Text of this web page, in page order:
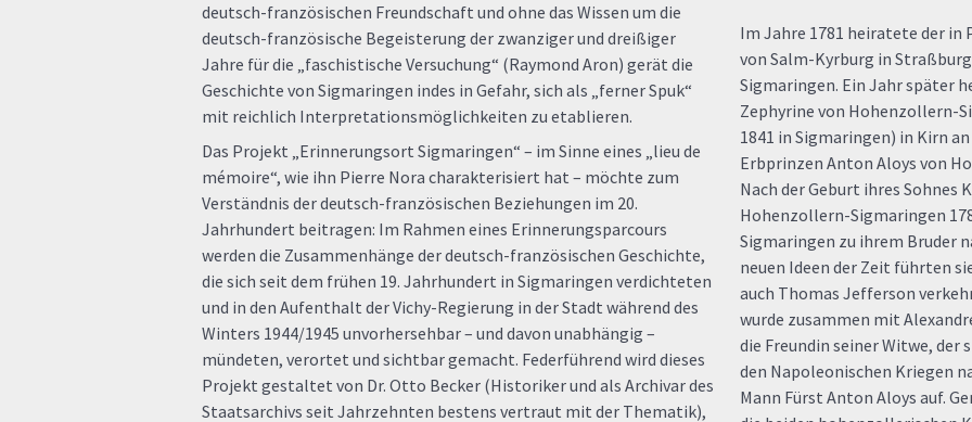
deutsch-französischen Freundschaft und ohne das Wissen um die
deutsch-französische Begeisterung der zwanziger und dreißiger
Jahre für die „faschistische Versuchung“ (Raymond Aron) gerät die
Geschichte von Sigmaringen indes in Gefahr, sich als „ferner Spuk“
mit reichlich Interpretationsmöglichkeiten zu etablieren.
Das Projekt „Erinnerungsort Sigmaringen“ – im Sinne eines „lieu de
mémoire“, wie ihn Pierre Nora charakterisiert hat – möchte zum
Verständnis der deutsch-französischen Beziehungen im 20.
Jahrhundert beitragen: Im Rahmen eines Erinnerungsparcours
werden die Zusammenhänge der deutsch-französischen Geschichte,
die sich seit dem frühen 19. Jahrhundert in Sigmaringen verdichteten
und in den Aufenthalt der Vichy-Regierung in der Stadt während des
Winters 1944/1945 unvorhersehbar – und davon unabhängig –
mündeten, verortet und sichtbar gemacht. Federführend wird dieses
Projekt gestaltet von Dr. Otto Becker (Historiker und als Archivar des
Staatsarchivs seit Jahrzehnten bestens vertraut mit der Thematik),
Im Jahre 1781 heiratete der in
von Salm-Kyrburg in
Sigmaringen. Ein Jahr später
Zephyrine von Hohenzollern-
1841 in Sigmaringen) in Kirn
Erbprinzen Anton Aloys von
Nach der Geburt ihres Sohnes
Hohenzollern-Sigmaringen
Sigmaringen zu ihrem Bruder
neuen Ideen der Zeit führten
auch Thomas Jefferson
wurde zusammen mit
die Freundin seiner Witwe, der
den Napoleonischen Kriegen
Mann Fürst Anton Aloys auf.